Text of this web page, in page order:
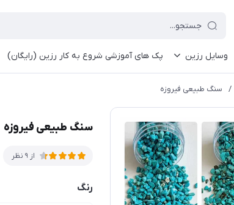
وسایل رزین پک های آموزشی شروع به کار رزین (رایگان)
/ سنگ‌ طبیعی فیروزه
سنگ‌ طبیعی فیروزه
از 9 نظر
رنگ